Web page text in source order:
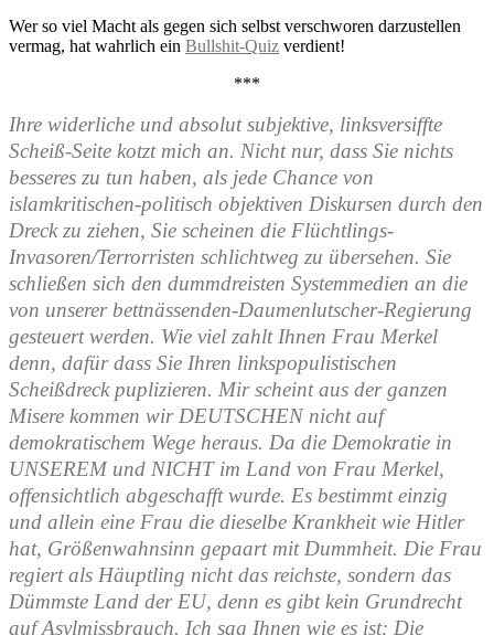
Wer so viel Macht als gegen sich selbst verschworen darzustellen
vermag, hat wahrlich ein Bullshit-Quiz verdient!
***
Ihre widerliche und absolut subjektive, linksversiffte
Scheiß-Seite kotzt mich an. Nicht nur, dass Sie nichts
besseres zu tun haben, als jede Chance von
islamkritischen-politisch objektiven Diskursen durch den
Dreck zu ziehen, Sie scheinen die Flüchtlings-
Invasoren/Terrorristen schlichtweg zu übersehen. Sie
schließen sich den dummdreisten Systemmedien an die
von unserer bettnässenden-Daumenlutscher-Regierung
gesteuert werden. Wie viel zahlt Ihnen Frau Merkel
denn, dafür dass Sie Ihren linkspopulistischen
Scheißdreck puplizieren. Mir scheint aus der ganzen
Misere kommen wir DEUTSCHEN nicht auf
demokratischem Wege heraus. Da die Demokratie in
UNSEREM und NICHT im Land von Frau Merkel,
offensichtlich abgeschafft wurde. Es bestimmt einzig
und allein eine Frau die dieselbe Krankheit wie Hitler
hat, Größenwahnsinn gepaart mit Dummheit. Die Frau
regiert als Häuptling nicht das reichste, sondern das
Dümmste Land der EU, denn es gibt kein Grundrecht
auf Asylmissbrauch. Ich sag Ihnen wie es ist: Die